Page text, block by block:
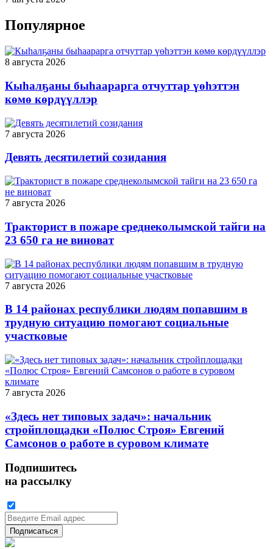
Популярное
8 августа 2026
Кыһалҕаны быһаарарга отчуттар үөһэттэн
көмө көрдүүллэр
7 августа 2026
Девять десятилетий созидания
7 августа 2026
Тракторист в пожаре среднеколымской тайги на
23 650 га не виноват
7 августа 2026
В 14 районах республики людям попавшим в
трудную ситуацию помогают социальные
участковые
7 августа 2026
«Здесь нет типовых задач»: начальник
стройплощадки «Полюс Строя» Евгений
Самсонов о работе в суровом климате
Подпишитесь
на рассылку